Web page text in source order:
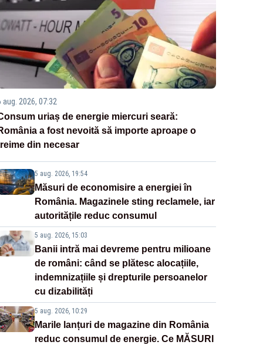
aug. 2026, 07:32
uriaș de energie miercuri seară:
a fost nevoită să importe aproape o
din necesar
5 aug. 2026, 19:54
Măsuri de economisire a energiei în
România. Magazinele sting reclamele, iar
autoritățile reduc consumul
5 aug. 2026, 15:03
Banii intră mai devreme pentru milioane
de români: când se plătesc alocațiile,
indemnizațiile și drepturile persoanelor
cu dizabilități
5 aug. 2026, 10:29
Marile lanțuri de magazine din România
reduc consumul de energie. Ce MĂSURI